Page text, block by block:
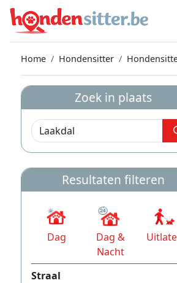
Home Hondensitter
Zoek in plaats
Resultaten filteren
Dag
Dag &
Nacht
Straal